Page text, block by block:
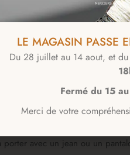
coupe droite, intemporelle,
bien en valeur ses lignes
droite, son petit col souple,
avec un jean ou un
LE MAGASIN PASSE
Du 28 juillet au 14 aout, et
Fermé du 15
Merci de votre